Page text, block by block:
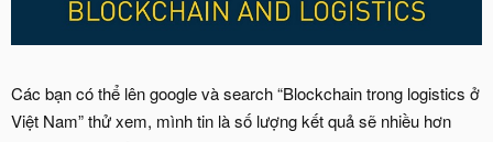
Các bạn có thể lên google và search “Blockchain trong logistics ở
Việt Nam” thử xem, mình tin là số lượng kết quả sẽ nhiều hơn